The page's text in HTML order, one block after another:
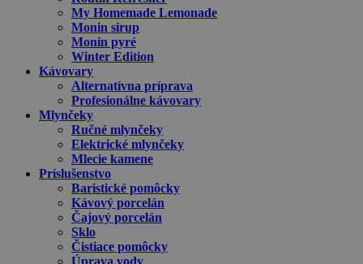
My Homemade Lemonade
Monin sirup
Monin pyré
Winter Edition
Kávovary
Alternatívna príprava
Profesionálne kávovary
Mlynčeky
Ručné mlynčeky
Elektrické mlynčeky
Mlecie kamene
Príslušenstvo
Baristické pomôcky
Kávový porcelán
Čajový porcelán
Sklo
Čistiace pomôcky
Úprava vody